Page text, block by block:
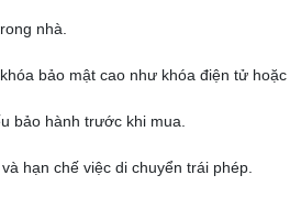
nhà.
bảo mật cao như khóa điện tử hoặc
bảo hành trước khi mua.
hạn chế việc di chuyển trái phép.